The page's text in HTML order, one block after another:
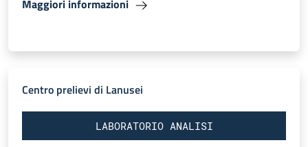
Maggiori informazioni
Centro prelievi di Lanusei
LABORATORIO ANALISI